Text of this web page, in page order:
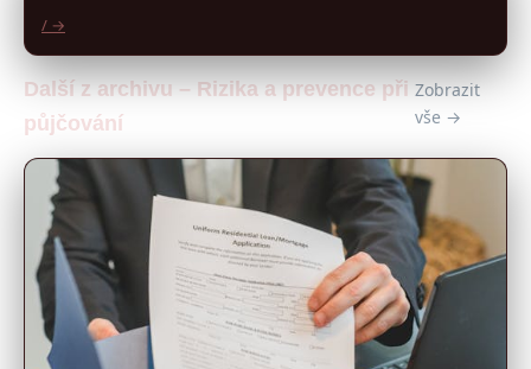
/ →
Další z archivu – Rizika a prevence při
půjčování
Zobrazit
vše →